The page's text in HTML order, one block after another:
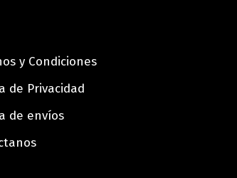
y Condiciones
de Privacidad
de envíos